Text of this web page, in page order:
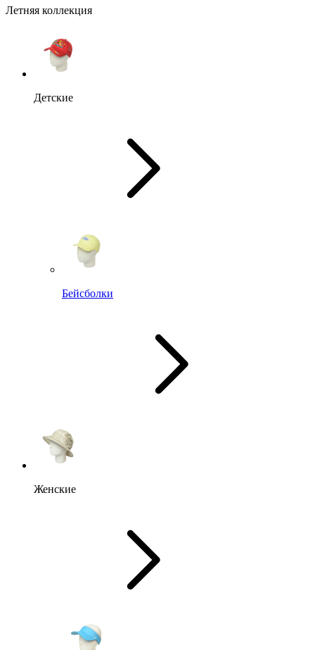
Летняя коллекция
Детские
Бейсболки
Женские